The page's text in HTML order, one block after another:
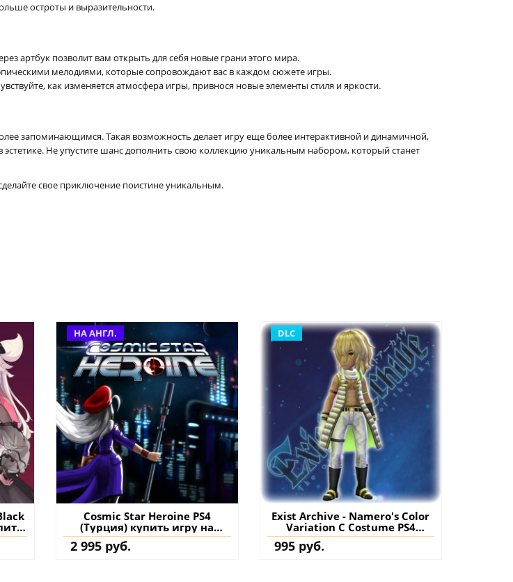
остроты и выразительности.
артбук позволит вам открыть для себя новые грани этого мира.
мелодиями, которые сопровождают вас в каждом сюжете игры.
как изменяется атмосфера игры, привнося новые элементы стиля и яркости.
запоминающимся. Такая возможность делает игру еще более интерактивной и динамичной,
Не упустите шанс дополнить свою коллекцию уникальным набором, который станет
свое приключение поистине уникальным.
НА АНГЛ.
Cosmic Star Heroine PS4
(Турция) купить игру на
аккаунт
2 995 руб.
DLC
Exist Archive - Namero's Color
Variation C Costume PS4
(Турция) купить дополнение
на аккаунт
995 руб.